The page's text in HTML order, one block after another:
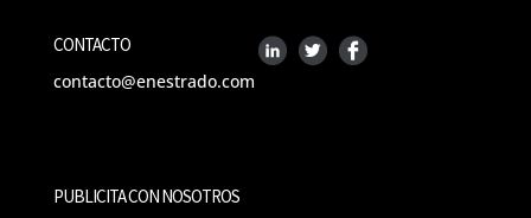
CONTACTO
contacto@enestrado.com
PUBLICITA CON NOSOTROS